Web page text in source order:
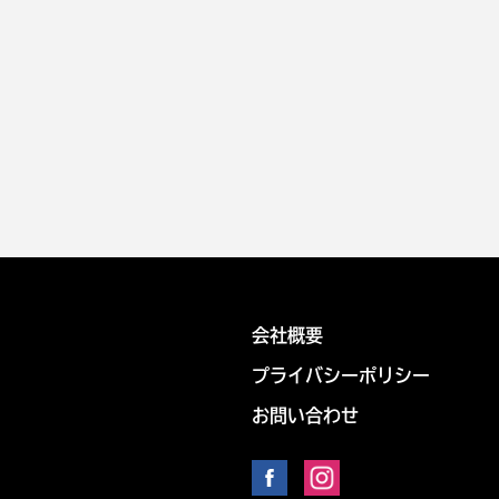
会社概要
プライバシーポリシー
お問い合わせ